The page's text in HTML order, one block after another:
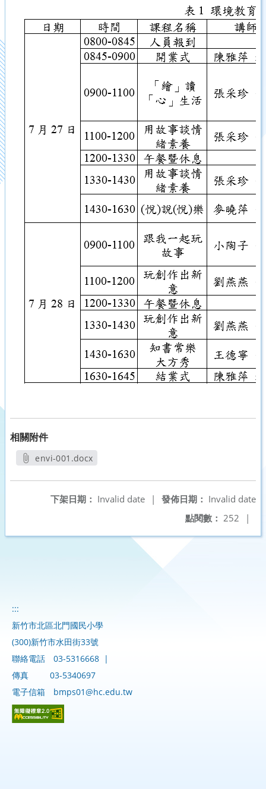
相關附件
envi-001.docx
發佈日期： Invalid date
下架日期： Invalid date
|
點閱數： 252 |
:::
新竹市北區北門國民小學
(300)新竹市水田街33號
聯絡電話
03-5316668 |
傳真
03-5340697
電子信箱
bmps01@hc.edu.tw